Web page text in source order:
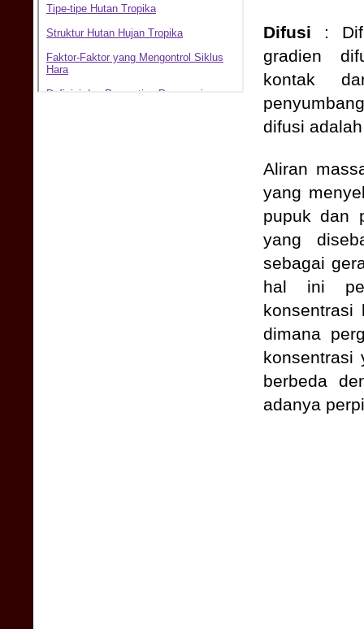
Difusi :
gradien
kontak
difusi
Aliran
yang
pupuk dan
yang
sebagai
hal ini
konsentrasi
dimana
konsentrasi
berbeda
adanya